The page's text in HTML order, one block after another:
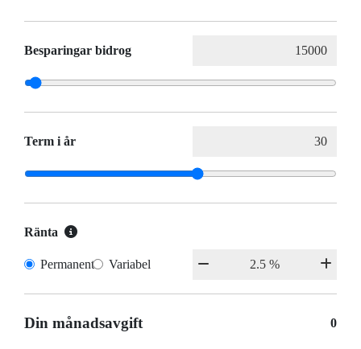
Besparingar bidrog
Term i år
Ränta
Permanent Variabel
Din månadsavgift 0